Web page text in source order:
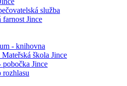
služba
Jince
- knihovna
škola Jince
pobočka Jince
rozhlasu